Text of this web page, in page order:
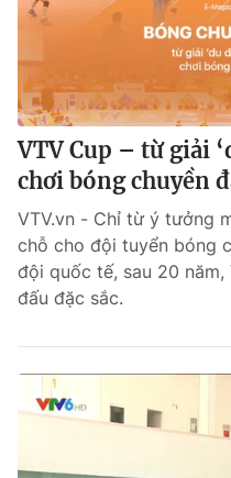
VTV Cup – từ giải
chơi bóng chuyền
VTV.vn - Chỉ từ ý tưởng
chỗ cho đội tuyển bóng
đội quốc tế, sau 20
đấu đặc sắc.